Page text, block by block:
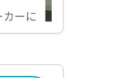
ーに